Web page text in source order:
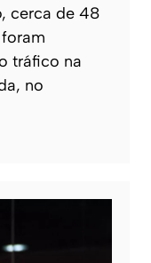
cerca de 48
tráfico na
no